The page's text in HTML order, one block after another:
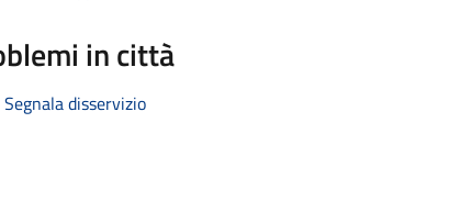
in città
Segnala disservizio